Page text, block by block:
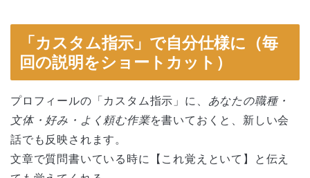
「カスタム指示」で自分仕様に（毎
回の説明をショートカット）
プロフィールの「カスタム指示」に、 あなたの職種・
文体・好み・よく頼む作業を書いておくと、新しい会
話でも反映されます。
文章で質問書いている時に【これ覚えといて】と伝え